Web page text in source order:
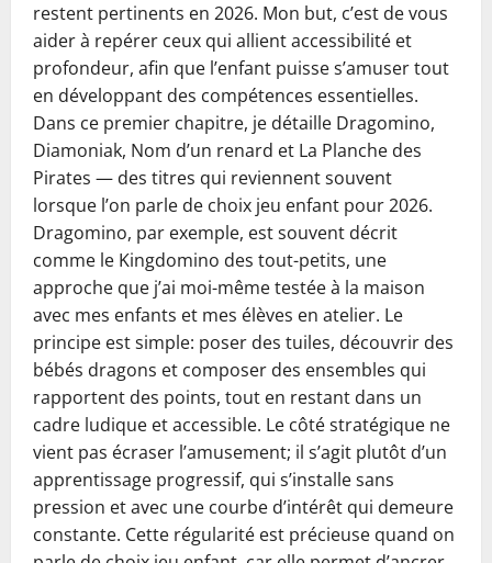
restent pertinents en 2026. Mon but, c’est de vous
aider à repérer ceux qui allient accessibilité et
profondeur, afin que l’enfant puisse s’amuser tout
en développant des compétences essentielles.
Dans ce premier chapitre, je détaille Dragomino,
Diamoniak, Nom d’un renard et La Planche des
Pirates — des titres qui reviennent souvent
lorsque l’on parle de choix jeu enfant pour 2026.
Dragomino, par exemple, est souvent décrit
comme le Kingdomino des tout-petits, une
approche que j’ai moi-même testée à la maison
avec mes enfants et mes élèves en atelier. Le
principe est simple: poser des tuiles, découvrir des
bébés dragons et composer des ensembles qui
rapportent des points, tout en restant dans un
cadre ludique et accessible. Le côté stratégique ne
vient pas écraser l’amusement; il s’agit plutôt d’un
apprentissage progressif, qui s’installe sans
pression et avec une courbe d’intérêt qui demeure
constante. Cette régularité est précieuse quand on